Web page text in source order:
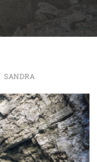
SANDRA